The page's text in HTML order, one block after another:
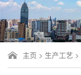
主页 > 生产工艺 >